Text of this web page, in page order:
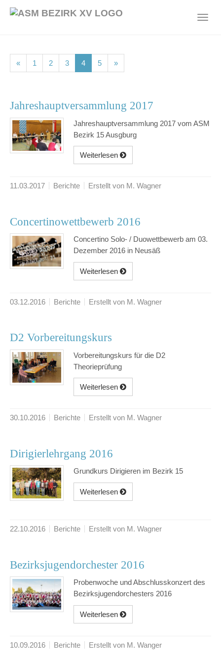
« 1 (current)
2(current)
3(current)
4(current)
5(current)
»
Jahreshauptversammlung 2017
Jahreshauptversammlung 2017 vom ASM
Bezirk 15 Ausgburg
Weiterlesen
11.03.2017 Berichte Erstellt von M. Wagner
Concertinowettbewerb 2016
Concertino Solo- / Duowettbewerb am 03.
Dezember 2016 in Neusäß
Weiterlesen
03.12.2016 Berichte Erstellt von M. Wagner
D2 Vorbereitungskurs
Vorbereitungskurs für die D2
Theorieprüfung
Weiterlesen
30.10.2016 Berichte Erstellt von M. Wagner
Dirigierlehrgang 2016
Grundkurs Dirigieren im Bezirk 15
Weiterlesen
22.10.2016 Berichte Erstellt von M. Wagner
Bezirksjugendorchester 2016
Probenwoche und Abschlusskonzert des
Bezirksjugendorchesters 2016
Weiterlesen
10.09.2016 Berichte Erstellt von M. Wanger